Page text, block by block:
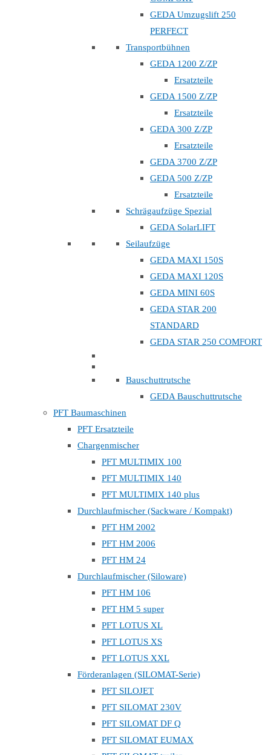
GEDA Umzugslift 250
PERFECT
Transportbühnen
GEDA 1200 Z/ZP
Ersatzteile
GEDA 1500 Z/ZP
Ersatzteile
GEDA 300 Z/ZP
Ersatzteile
GEDA 3700 Z/ZP
GEDA 500 Z/ZP
Ersatzteile
Schrägaufzüge Spezial
GEDA SolarLIFT
Seilaufzüge
GEDA MAXI 150S
GEDA MAXI 120S
GEDA MINI 60S
GEDA STAR 200
STANDARD
GEDA STAR 250 COMFORT
Bauschuttrutsche
GEDA Bauschuttrutsche
PFT Baumaschinen
PFT Ersatzteile
Chargenmischer
PFT MULTIMIX 100
PFT MULTIMIX 140
PFT MULTIMIX 140 plus
Durchlaufmischer (Sackware / Kompakt)
PFT HM 2002
PFT HM 2006
PFT HM 24
Durchlaufmischer (Siloware)
PFT HM 106
PFT HM 5 super
PFT LOTUS XL
PFT LOTUS XS
PFT LOTUS XXL
Förderanlagen (SILOMAT-Serie)
PFT SILOJET
PFT SILOMAT 230V
PFT SILOMAT DF Q
PFT SILOMAT EUMAX